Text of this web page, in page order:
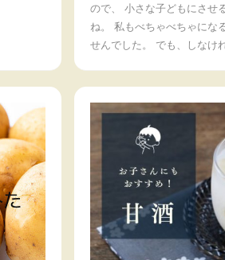
ので、 小さな子どもにさせ
ね。 私もべちゃべちゃにな
せんでした。 でも、しなけ